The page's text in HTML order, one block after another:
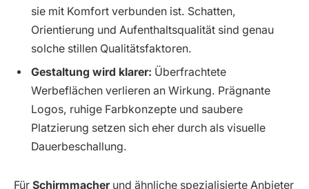
sie mit Komfort verbunden ist. Schatten,
Orientierung und Aufenthaltsqualität sind genau
solche stillen Qualitätsfaktoren.
Gestaltung wird klarer: Überfrachtete
Werbeflächen verlieren an Wirkung. Prägnante
Logos, ruhige Farbkonzepte und saubere
Platzierung setzen sich eher durch als visuelle
Dauerbeschallung.
Für Schirmmacherund ähnliche spezialisierte Anbieter